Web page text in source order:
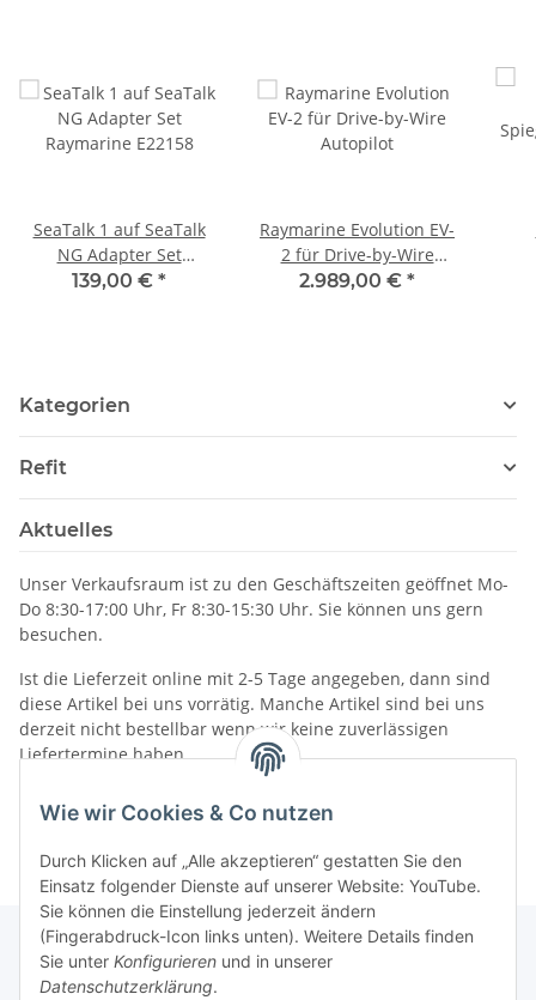
Wie wir Cookies & Co nutzen
Durch Klicken auf „Alle akzeptieren“ gestatten Sie den
Einsatz folgender Dienste auf unserer Website: YouTube.
Sie können die Einstellung jederzeit ändern
(Fingerabdruck-Icon links unten). Weitere Details finden
Sie unter Konfigurieren und in unserer
Datenschutzerklärung.
SeaTalk 1 auf SeaTalk
NG Adapter Set
Raymarine E22158
139,00 € *
Raymarine Evolution EV-
2 für Drive-by-Wire
Autopilot
2.989,00 € *
Kategorien
Refit
Aktuelles
Unser Verkaufsraum ist zu den Geschäftszeiten geöffnet Mo-
Do 8:30-17:00 Uhr, Fr 8:30-15:30 Uhr. Sie können uns gern
besuchen.
Ist die Lieferzeit online mit 2-5 Tage angegeben, dann sind
diese Artikel bei uns vorrätig. Manche Artikel sind bei uns
derzeit nicht bestellbar wenn wir keine zuverlässigen
Liefertermine haben.
Gesetzliche Informationen